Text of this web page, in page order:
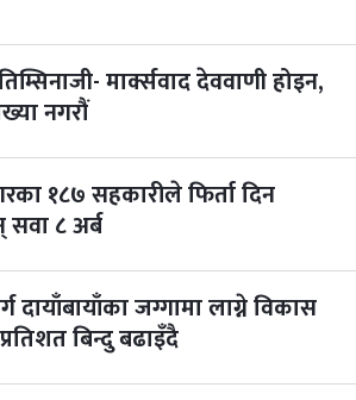
मार्क्सवाद देववाणी होइन,
नगरौं
१८७ सहकारीले फिर्ता दिन
८ अर्ब
दायाँबायाँका जग्गामा लाग्ने विकास
बिन्दु बढाइँदै